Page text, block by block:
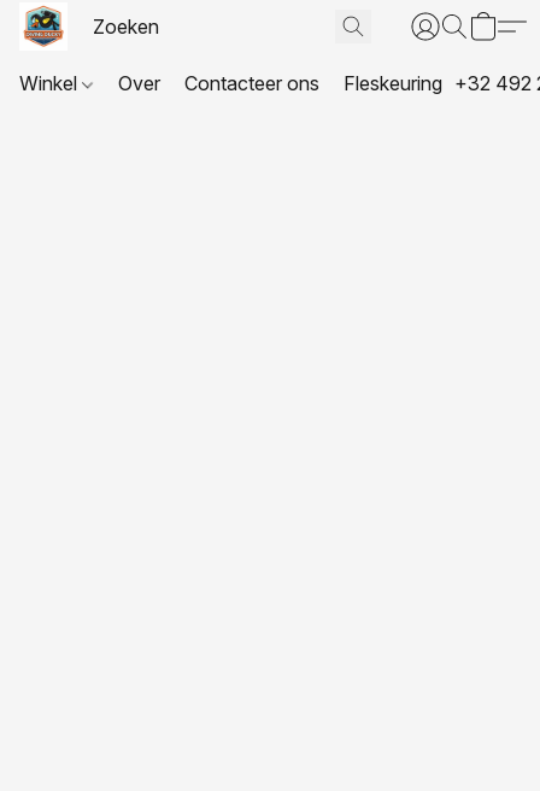
Winkel Over Contacteer ons Fleskeuring +32 492